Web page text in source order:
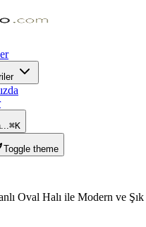
⌘K
Toggle theme
Oval Halı ile Modern ve